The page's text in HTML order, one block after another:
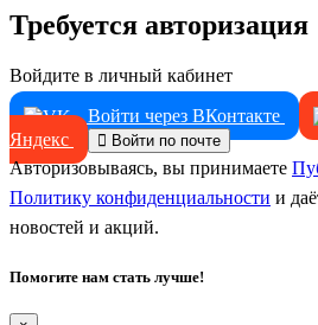
Требуется авторизация
Войдите в личный кабинет
Войти через ВКонтакте
Яндекс
Войти по почте
Авторизовываясь, вы принимаете
Политику конфиденциальности и
новостей и акций.
Помогите нам стать лучше!